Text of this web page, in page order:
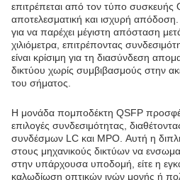
επιτρέπεται από τον τύπο συσκευής
αποτελεσματική και ισχυρή απόδοση.
για να παρέχει μέγιστη απόσταση
χιλιόμετρα, επιτρέποντας
είναι κρίσιμη για τη διασύνδεση
δικτύου χωρίς συμβιβασμούς στην
του σήματος.
Η μονάδα πομποδέκτη QSFP
επιλογές συνδεσιμότητας,
συνδέσμων LC και MPO. Αυτή η
στους μηχανικούς δικτύων να
στην υπάρχουσα υποδομή, είτε η
καλωδίωση οπτικών ινών μονής ή